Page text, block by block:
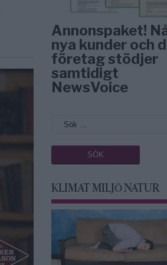
Annonspaket!
nya kunder och
företag stödjer
samtidigt
NewsVoice
KLIMAT MILJÖ NATUR